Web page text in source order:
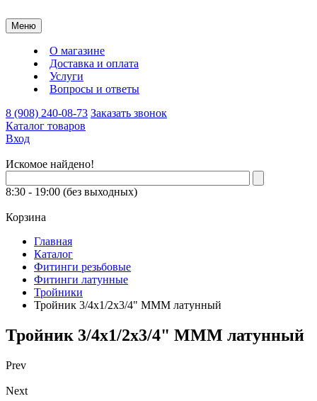
Меню
О магазине
Доставка и оплата
Услуги
Вопросы и ответы
8 (908) 240-08-73 Заказать звонок
Каталог товаров
Вход
Искомое найдено!
8:30 - 19:00 (без выходных)
Корзина
Главная
Каталог
Фитинги резьбовые
Фитинги латунные
Тройники
Тройник 3/4х1/2х3/4" МММ латунный
Тройник 3/4х1/2х3/4" МММ латунный
Prev
Next